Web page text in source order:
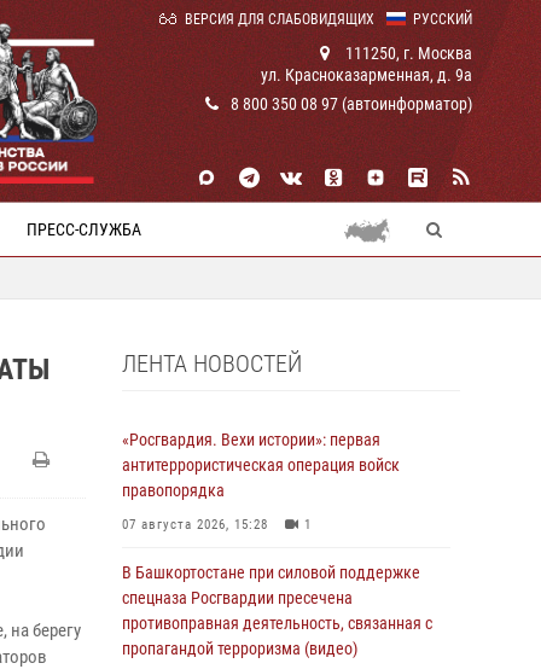
РУССКИЙ
ВЕРСИЯ ДЛЯ СЛАБОВИДЯЩИХ
111250, г. Москва
ул. Красноказарменная, д. 9а
8 800 350 08 97 (автоинформатор)
ПРЕСС-СЛУЖБА
берегу
ЛЕНТА НОВОСТЕЙ
«Росгвардия. Вехи истории»: первая
антитеррористическая операция войск
правопорядка
07 августа 2026, 15:28 1
В Башкортостане при силовой поддержке
спецназа Росгвардии пресечена
противоправная деятельность, связанная с
пропагандой терроризма (видео)